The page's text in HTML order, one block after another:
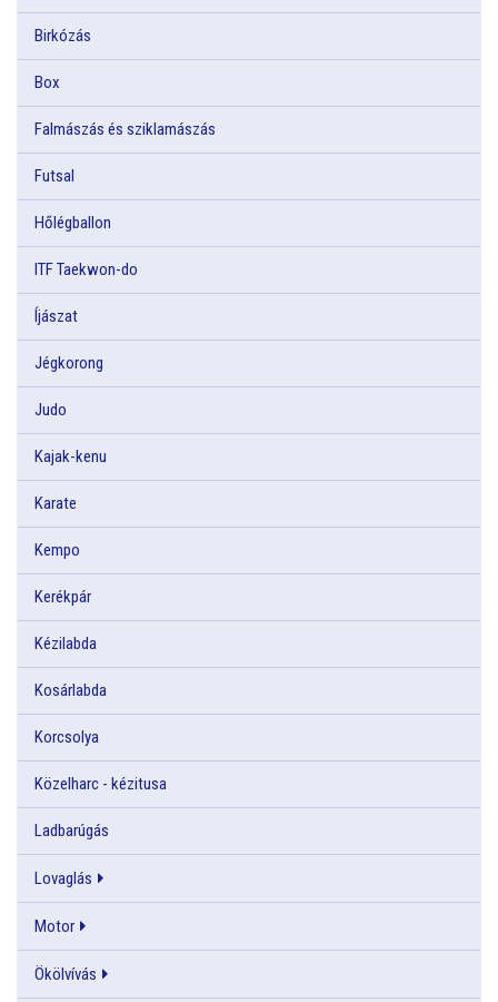
Birkózás
Box
Falmászás és sziklamászás
Futsal
Hőlégballon
ITF Taekwon-do
Íjászat
Jégkorong
Judo
Kajak-kenu
Karate
Kempo
Kerékpár
Kézilabda
Kosárlabda
Korcsolya
Közelharc - kézitusa
Ladbarúgás
Lovaglás
Motor
Ökölvívás